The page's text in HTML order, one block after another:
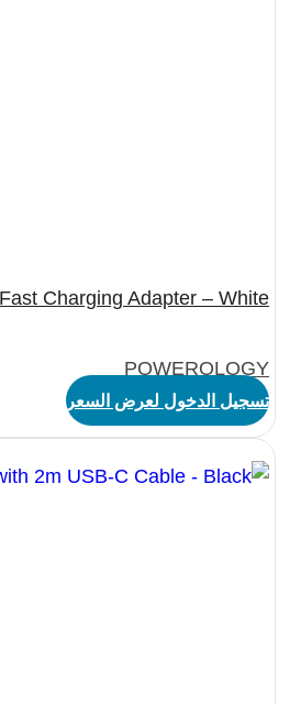
Charging Adapter – White
POWEROLOGY
تسجيل الدخول لعرض السعر